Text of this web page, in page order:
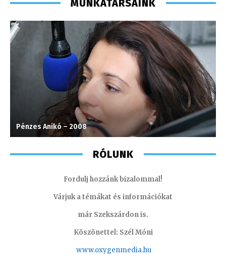
MUNKATÁRSAINK
Pénzes Anikó – 2008
RÓLUNK
Fordulj hozzánk bizalommal!
Várjuk a témákat és információkat
már Szekszárdon is.
Köszönettel: Szél Móni
www.oxygenmedia.hu